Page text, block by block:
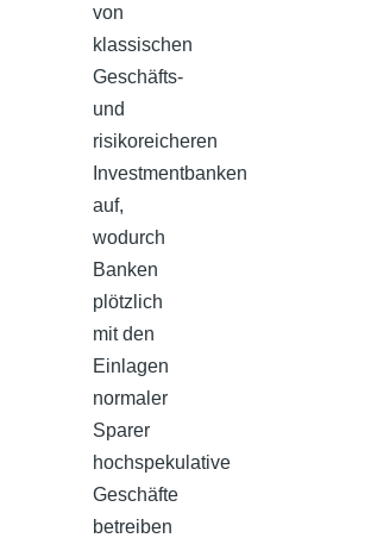
von
klassischen
Geschäfts-
und
risikoreicheren
Investmentbanken
auf,
wodurch
Banken
plötzlich
mit den
Einlagen
normaler
Sparer
hochspekulative
Geschäfte
betreiben